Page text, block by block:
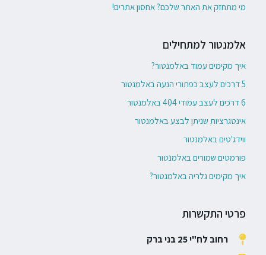
מי מתחזק את האתר שלכם? אחסון אתרים!
אלמנטור למתחילים
איך מקימים עמוד באלמנטור?
5 דרכים לעצב כפתורי הנעה באלמנטור
6 דרכים לעצב עמודי 404 באלמנטור
אינטגרציות שניתן לבצע באלמנטור
ווידג'טים באלמנטור
פורמטים שמורים באלמנטור
איך מקימים גלריה באלמנטור?
פרטי התקשרות
רחוב לח"י 25 בני ברק